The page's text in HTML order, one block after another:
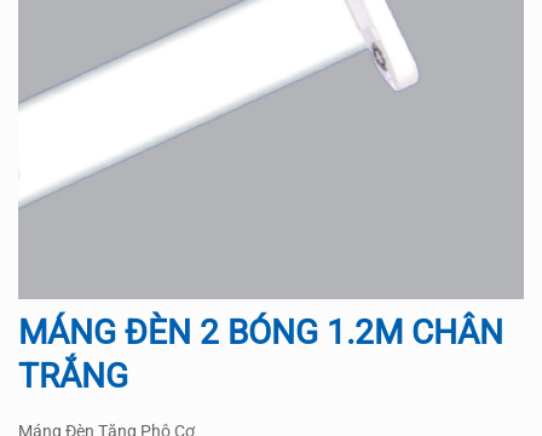
MÁNG ĐÈN 2 BÓNG 1.2M CHÂN
TRẮNG
Máng Đèn Tăng Phô Cơ